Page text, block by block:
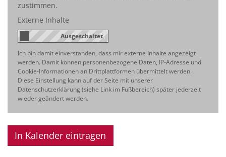
zustimmen.
Externe Inhalte
Ich bin damit einverstanden, dass mir externe Inhalte angezeigt
werden. Damit können personenbezogene Daten, IP-Adresse und
Cookie-Informationen an Drittplattformen übermittelt werden.
Diese Einstellung kann auf der Seite mit unserer
Datenschutzerklärung (siehe Link im Fußbereich) später jederzeit
wieder geändert werden.
In Kalender eintragen